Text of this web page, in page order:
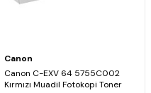
Canon
Canon C-EXV 64 5755C002
Kırmızı Muadil Fotokopi Toner